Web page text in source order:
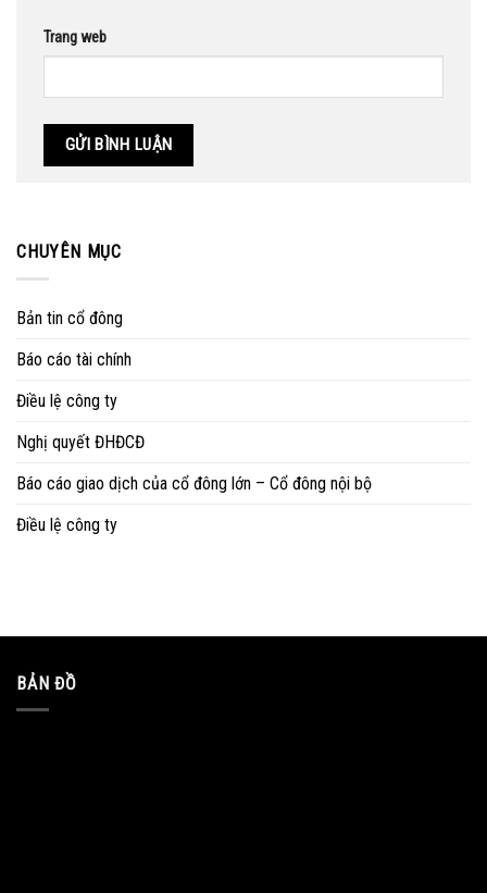
Trang web
CHUYÊN MỤC
Bản tin cổ đông
Báo cáo tài chính
Điều lệ công ty
Nghị quyết ĐHĐCĐ
Báo cáo giao dịch của cổ đông lớn – Cổ đông nội bộ
Điều lệ công ty
BẢN ĐỒ